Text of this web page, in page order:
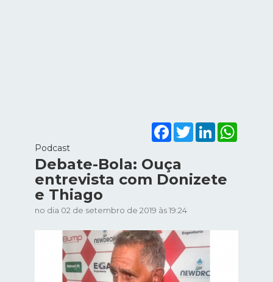
FacebookTwitterLinkedIn
Podcast
Debate-Bola: Ouça
entrevista com Donizete
e Thiago
no dia 02 de setembro de 2019 às 19:24